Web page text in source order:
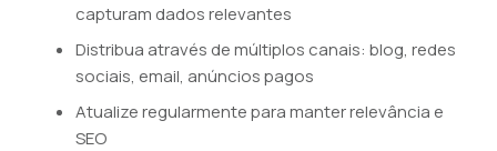
capturam dados relevantes
Distribua através de múltiplos canais: blog, redes
sociais, email, anúncios pagos
Atualize regularmente para manter relevância e
SEO